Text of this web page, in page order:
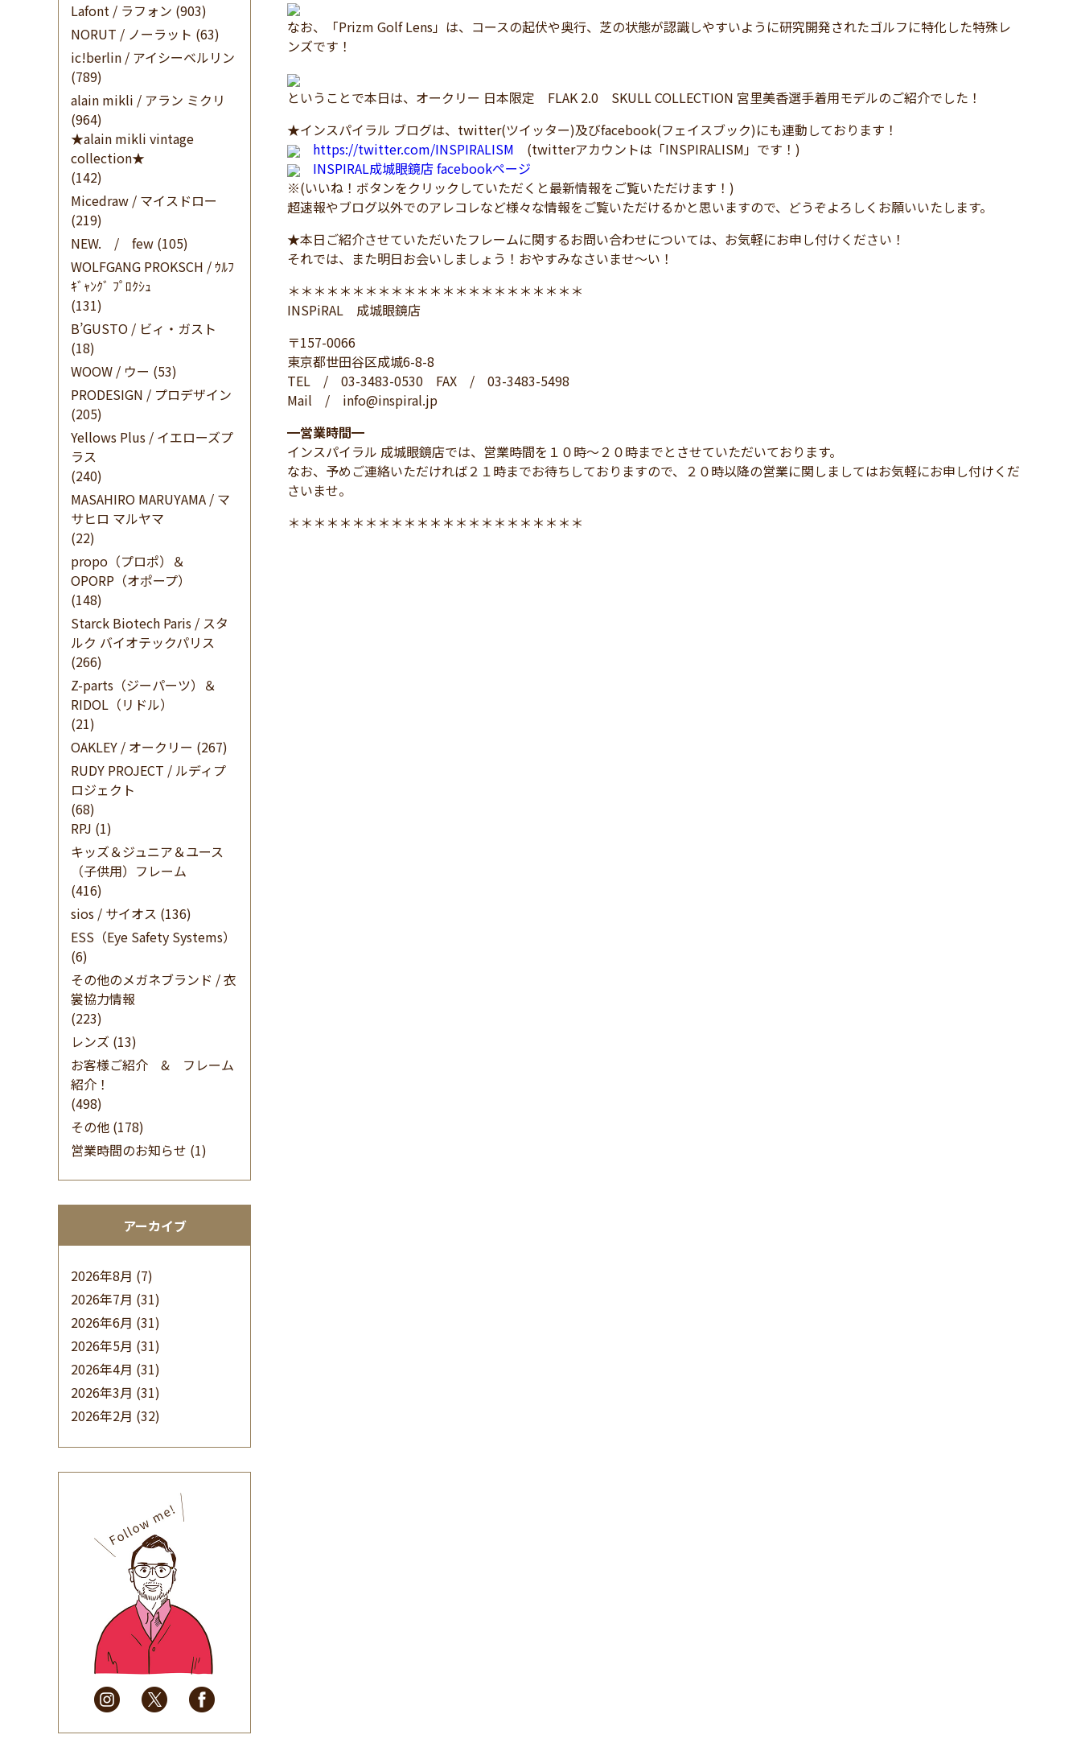
Lafont / ラフォン (903)
NORUT / ノーラット (63)
ic!berlin / アイシーベルリン
(789)
alain mikli / アラン ミクリ
(964)
★alain mikli vintage
collection★
(142)
Micedraw / マイスドロー
(219)
NEW. / few (105)
WOLFGANG PROKSCH / ｳﾙﾌ
ｷﾞｬﾝｸﾞ ﾌﾟﾛｸｼｭ
(131)
B’GUSTO / ビィ・ガスト
(18)
WOOW / ウー (53)
PRODESIGN / プロデザイン
(205)
Yellows Plus / イエローズプ
ラス
(240)
MASAHIRO MARUYAMA / マ
サヒロ マルヤマ
(22)
propo（プロポ）＆
OPORP（オポープ）
(148)
Starck Biotech Paris / スタ
ルク バイオテックパリス
(266)
Z-parts（ジーパーツ）＆
RIDOL（リドル）
(21)
OAKLEY / オークリー (267)
RUDY PROJECT / ルディプ
ロジェクト
(68)
RPJ (1)
キッズ＆ジュニア＆ユース
（子供用）フレーム
(416)
sios / サイオス (136)
ESS（Eye Safety Systems）
(6)
その他のメガネブランド / 衣
裳協力情報
(223)
レンズ (13)
お客様ご紹介 & フレーム
紹介！
(498)
その他 (178)
営業時間のお知らせ (1)
アーカイブ
2026年8月 (7)
2026年7月 (31)
2026年6月 (31)
2026年5月 (31)
2026年4月 (31)
2026年3月 (31)
2026年2月 (32)
(32)
2025年9月(30)
2025年8月(31)
2025年7月(37)
2025年6月(48)
2025年5月
(41)
2025年4月
(32)
2025年3月(31)
2025年2月
(28)
2025年1月
(34)
なお、「Prizm Golf Lens」は、コースの起伏や奥行、芝の状態が認識しやすいように研究開発されたゴルフに特化した特殊レ
ンズです！
ということで本日は、オークリー 日本限定 FLAK 2.0 SKULL COLLECTION 宮里美香選手着用モデルのご紹介でした！
★インスパイラル ブログは、twitter(ツイッター)及びfacebook(フェイスブック)にも連動しております！
https://twitter.com/INSPIRALISM (twitterアカウントは「INSPIRALISM」です！)
INSPIRAL成城眼鏡店 facebookページ
※(いいね！ボタンをクリックしていただくと最新情報をご覧いただけます！)
超速報やブログ以外でのアレコレなど様々な情報をご覧いただけるかと思いますので、どうぞよろしくお願いいたします。
★本日ご紹介させていただいたフレームに関するお問い合わせについては、お気軽にお申し付けください！
それでは、また明日お会いしましょう！おやすみなさいませ～い！
＊＊＊＊＊＊＊＊＊＊＊＊＊＊＊＊＊＊＊＊＊＊＊
INSPiRAL 成城眼鏡店
〒157-0066
東京都世田谷区成城6-8-8
TEL / 03-3483-0530 FAX / 03-3483-5498
Mail / info@inspiral.jp
━営業時間━
インスパイラル 成城眼鏡店では、営業時間を１０時～２０時までとさせていただいております。
なお、予めご連絡いただければ２１時までお待ちしておりますので、２０時以降の営業に関しましてはお気軽にお申し付けくだ
さいませ。
＊＊＊＊＊＊＊＊＊＊＊＊＊＊＊＊＊＊＊＊＊＊＊